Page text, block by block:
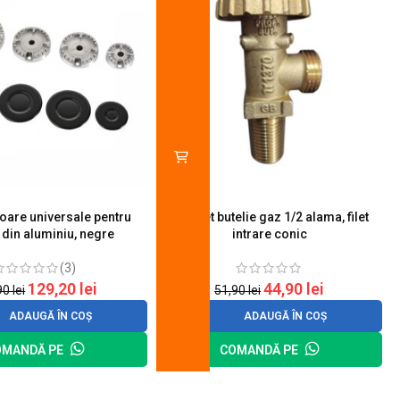
universale pentru
aluminiu, negre
(3)
lei 129,20 lei
ADAUGĂ ÎN COȘ
PE
Robinet butelie gaz 1/2 alama, filet
intrare conic
51,90lei44,90 lei
ADAUGĂ ÎN COȘ
COMANDĂ PE